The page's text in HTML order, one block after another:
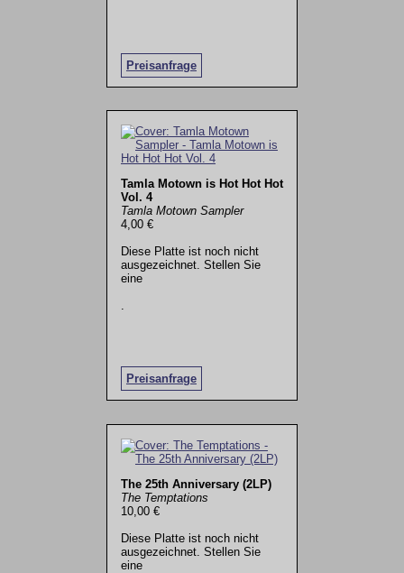
Preisanfrage
Tamla Motown is Hot Hot Hot
Vol. 4
Tamla Motown Sampler
4,00 €
Diese Platte ist noch nicht
ausgezeichnet. Stellen Sie
eine
Preisanfrage
.
The 25th Anniversary (2LP)
The Temptations
10,00 €
Diese Platte ist noch nicht
ausgezeichnet. Stellen Sie
eine